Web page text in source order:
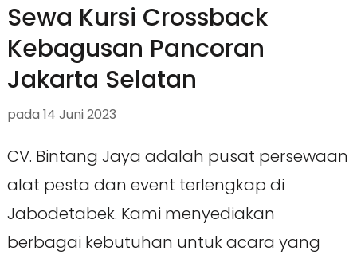
Sewa Kursi Crossback
Kebagusan Pancoran
Jakarta Selatan
pada 14 Juni 2023
CV. Bintang Jaya adalah pusat persewaan
alat pesta dan event terlengkap di
Jabodetabek. Kami menyediakan
berbagai kebutuhan untuk acara yang